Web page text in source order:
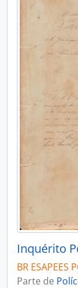
Inquérito
BR ESAPEES
Parte de